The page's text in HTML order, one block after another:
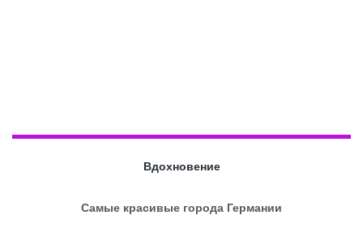
Вдохновение
Самые красивые города Германии